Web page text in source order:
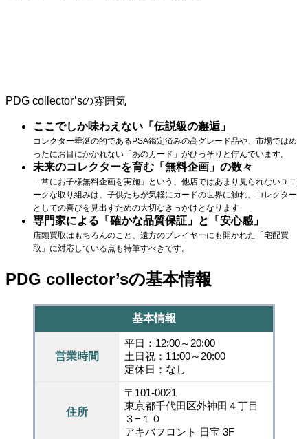
PDG collector’sの雰囲気
ここでしか味わえない「伝説級の邂逅」
コレクター垂涎の的であるPSA鑑定済みの高グレード品や、市場ではめ
ったにお目にかかれない「あのカード」がひっそりと佇んでいます。
未来のコレクターを育む「無料企画」の数々
「常にお子様無料企画を実施」という、他店ではあまり見られないユニ
ークな取り組みは、子供たちが気軽にカードの世界に触れ、コレクター
としての喜びを見出すための大切なきっかけとなります
専門家による「確かな品質保証」と「安心感」
店頭買取はもちろんのこと、遠方のプレイヤーにも開かれた「宅配買
取」に対応している点も特筆すべきです。
PDG collector’sの基本情報
基本情報
営業時間
平日：12:00～20:00
土日祝：11:00～20:00
定休日：なし
住所
〒101-0021
東京都千代田区外神田４丁目
３−１０
アキバフロント 日宝 3F